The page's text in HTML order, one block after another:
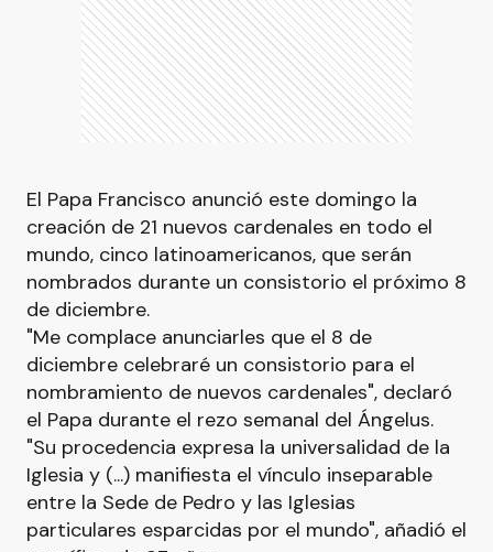
El Papa Francisco anunció este domingo la
creación de 21 nuevos cardenales en todo el
mundo, cinco latinoamericanos, que serán
nombrados durante un consistorio el próximo 8
de diciembre.
"Me complace anunciarles que el 8 de
diciembre celebraré un consistorio para el
nombramiento de nuevos cardenales", declaró
el Papa durante el rezo semanal del Ángelus.
"Su procedencia expresa la universalidad de la
Iglesia y (...) manifiesta el vínculo inseparable
entre la Sede de Pedro y las Iglesias
particulares esparcidas por el mundo", añadió el